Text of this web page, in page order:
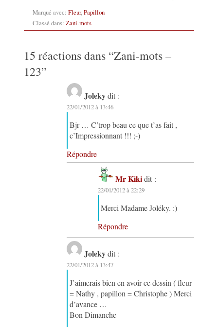
Marqué avec: Fleur,Papillon
Classé dans: Zani-mots
15 réactions dans “Zani-mots –
123”
Joleky dit :
22/01/2012 à 13:46
Bjr … C’trop beau ce que t’as fait ,
c’Impressionnant !!! ;-)
Répondre
Mr Kiki dit :
22/01/2012 à 22:29
Merci Madame Joléky. :)
Répondre
Joleky dit :
22/01/2012 à 13:47
J’aimerais bien en avoir ce dessin ( fleur
= Nathy , papillon = Christophe ) Merci
d’avance …
Bon Dimanche